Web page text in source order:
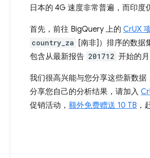
日本的 4G 速度非常普遍，而印度
首先，前往 BigQuery 上的 CrUX
country_za [南非]）排序的数据
包含从最新报告 201712 开始的
我们很高兴能与您分享这些新数
分享您自己的分析结果，请加入
促销活动， 额外免费赠送 10 TB ，